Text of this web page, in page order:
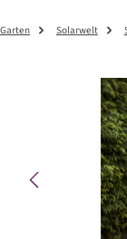
Garten Solarwelt
Bildergalerie